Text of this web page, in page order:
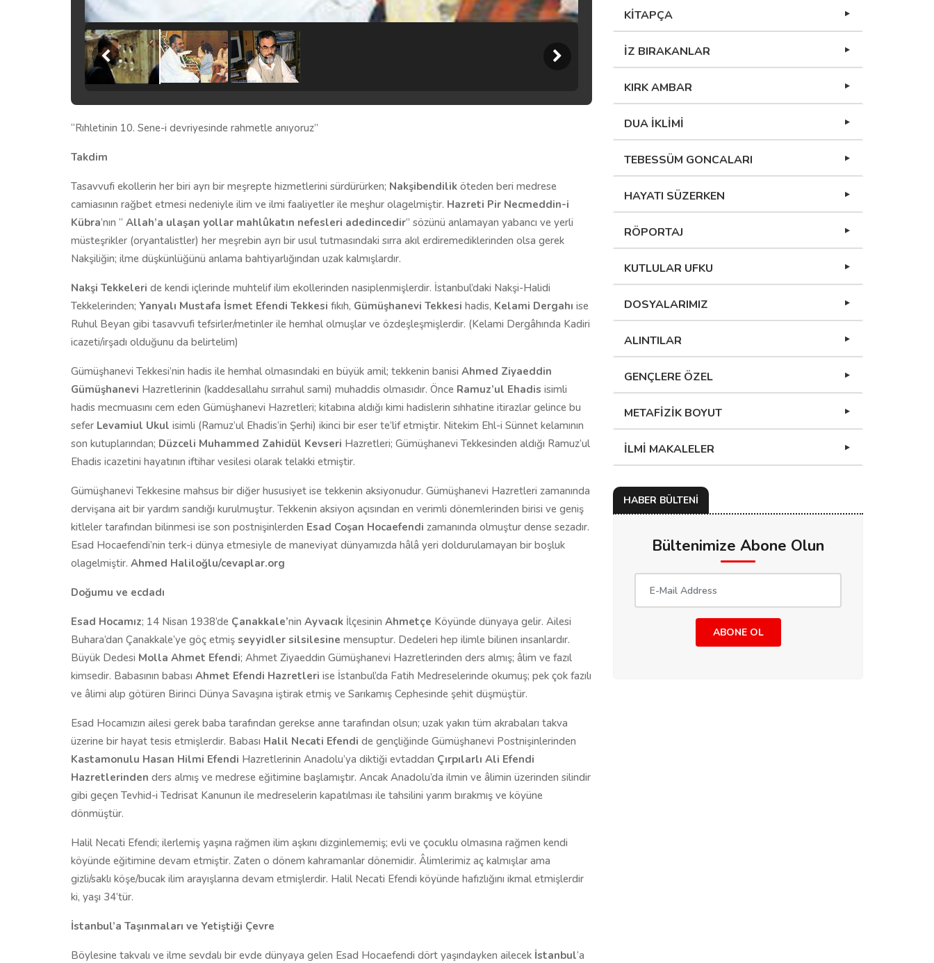
“Rıhletinin 10. Sene-i devriyesinde rahmetle anıyoruz”
Takdim
Tasavvufi ekollerin her biri ayrı bir meşrepte hizmetlerini sürdürürken; Nakşibendilik öteden beri medrese
camiasının rağbet etmesi nedeniyle ilim ve ilmi faaliyetler ile meşhur olagelmiştir. Hazreti Pir Necmeddin-i
Kübra’nın “ Allah’a ulaşan yollar mahlûkatın nefesleri adedincedir” sözünü anlamayan yabancı ve yerli
müsteşrikler (oryantalistler) her meşrebin ayrı bir usul tutmasındaki sırra akıl erdiremediklerinden olsa gerek
Nakşiliğin; ilme düşkünlüğünü anlama bahtiyarlığından uzak kalmışlardır.
Nakşi Tekkeleri de kendi içlerinde muhtelif ilim ekollerinden nasiplenmişlerdir. İstanbul’daki Nakşi-Halidi
Tekkelerinden; Yanyalı Mustafa İsmet Efendi Tekkesi fıkıh, Gümüşhanevi Tekkesi hadis, Kelami Dergahı ise
Ruhul Beyan gibi tasavvufi tefsirler/metinler ile hemhal olmuşlar ve özdeşleşmişlerdir. (Kelami Dergâhında Kadiri
icazeti/irşadı olduğunu da belirtelim)
Gümüşhanevi Tekkesi’nin hadis ile hemhal olmasındaki en büyük amil; tekkenin banisi Ahmed Ziyaeddin
Gümüşhanevi Hazretlerinin (kaddesallahu sırrahul sami) muhaddis olmasıdır. Önce Ramuz’ul Ehadis isimli
hadis mecmuasını cem eden Gümüşhanevi Hazretleri; kitabına aldığı kimi hadislerin sıhhatine itirazlar gelince bu
sefer Levamiul Ukul isimli (Ramuz’ul Ehadis’in Şerhi) ikinci bir eser te’lif etmiştir. Nitekim Ehl-i Sünnet kelamının
son kutuplarından; Düzceli Muhammed Zahidül Kevseri Hazretleri; Gümüşhanevi Tekkesinden aldığı Ramuz’ul
Ehadis icazetini hayatının iftihar vesilesi olarak telakki etmiştir.
Gümüşhanevi Tekkesine mahsus bir diğer hususiyet ise tekkenin aksiyonudur. Gümüşhanevi Hazretleri zamanında
dervişana ait bir yardım sandığı kurulmuştur. Tekkenin aksiyon açısından en verimli dönemlerinden birisi ve geniş
kitleler tarafından bilinmesi ise son postnişinlerden Esad Coşan Hocaefendi zamanında olmuştur dense sezadır.
Esad Hocaefendi’nin terk-i dünya etmesiyle de maneviyat dünyamızda hâlâ yeri doldurulamayan bir boşluk
olagelmiştir. Ahmed Haliloğlu/cevaplar.org
Doğumu ve ecdadı
Esad Hocamız; 14 Nisan 1938’de Çanakkale’nin Ayvacık İlçesinin Ahmetçe Köyünde dünyaya gelir. Ailesi
Buhara’dan Çanakkale’ye göç etmiş seyyidler silsilesine mensuptur. Dedeleri hep ilimle bilinen insanlardır.
Büyük Dedesi Molla Ahmet Efendi; Ahmet Ziyaeddin Gümüşhanevi Hazretlerinden ders almış; âlim ve fazıl
kimsedir. Babasının babası Ahmet Efendi Hazretleri ise İstanbul’da Fatih Medreselerinde okumuş; pek çok fazılı
ve âlimi alıp götüren Birinci Dünya Savaşına iştirak etmiş ve Sarıkamış Cephesinde şehit düşmüştür.
Esad Hocamızın ailesi gerek baba tarafından gerekse anne tarafından olsun; uzak yakın tüm akrabaları takva
üzerine bir hayat tesis etmişlerdir. Babası Halil Necati Efendi de gençliğinde Gümüşhanevi Postnişinlerinden
Kastamonulu Hasan Hilmi Efendi Hazretlerinin Anadolu’ya diktiği evtaddan Çırpılarlı Ali Efendi
Hazretlerinden ders almış ve medrese eğitimine başlamıştır. Ancak Anadolu’da ilmin ve âlimin üzerinden silindir
gibi geçen Tevhid-i Tedrisat Kanunun ile medreselerin kapatılması ile tahsilini yarım bırakmış ve köyüne
dönmüştür.
Halil Necati Efendi; ilerlemiş yaşına rağmen ilim aşkını dizginlememiş; evli ve çocuklu olmasına rağmen kendi
köyünde eğitimine devam etmiştir. Zaten o dönem kahramanlar dönemidir. Âlimlerimiz aç kalmışlar ama
gizli/saklı köşe/bucak ilim arayışlarına devam etmişlerdir. Halil Necati Efendi köyünde hafızlığını ikmal etmişlerdir
ki, yaşı 34’tür.
İstanbul’a Taşınmaları ve Yetiştiği Çevre
Böylesine takvalı ve ilme sevdalı bir evde dünyaya gelen Esad Hocaefendi dört yaşındayken ailecek İstanbul’a
KİTAPÇA
İZ BIRAKANLAR
KIRK AMBAR
DUA İKLİMİ
TEBESSÜM GONCALARI
HAYATI SÜZERKEN
RÖPORTAJ
KUTLULAR UFKU
DOSYALARIMIZ
ALINTILAR
GENÇLERE ÖZEL
METAFİZİK BOYUT
İLMİ MAKALELER
HABER BÜLTENİ
Bültenimize Abone Olun
ABONE OL